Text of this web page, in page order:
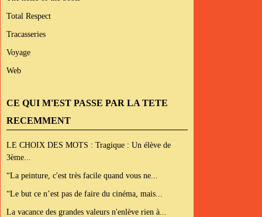
Total Respect
Tracasseries
Voyage
Web
CE QUI M'EST PASSE PAR LA TETE
RECEMMENT
LE CHOIX DES MOTS : Tragique : Un élève de
3ème...
“La peinture, c'est très facile quand vous ne...
“Le but ce n’est pas de faire du cinéma, mais...
La vacance des grandes valeurs n'enlève rien à...